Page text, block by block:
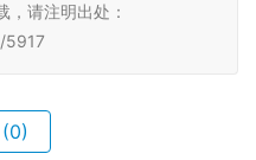
，请注明出处：
5917
(0)